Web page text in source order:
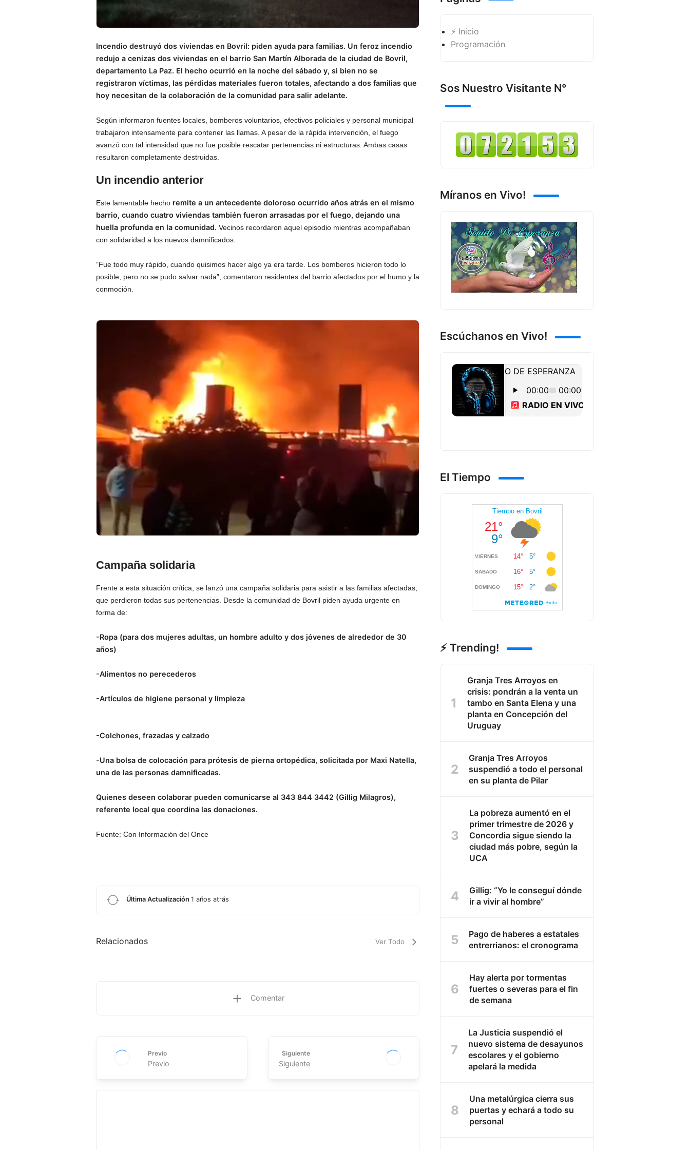
Incendio destruyó dos viviendas en Bovril: piden ayuda para familias. Un feroz incendio
redujo a cenizas dos viviendas en el barrio San Martín Alborada de la ciudad de Bovril,
departamento La Paz. El hecho ocurrió en la noche del sábado y, si bien no se
registraron víctimas, las pérdidas materiales fueron totales, afectando a dos familias que
hoy necesitan de la colaboración de la comunidad para salir adelante.
Según informaron fuentes locales, bomberos voluntarios, efectivos policiales y personal municipal
trabajaron intensamente para contener las llamas. A pesar de la rápida intervención, el fuego
avanzó con tal intensidad que no fue posible rescatar pertenencias ni estructuras. Ambas casas
resultaron completamente destruidas.
Un incendio anterior
Este lamentable hecho remite a un antecedente doloroso ocurrido años atrás en el mismo
barrio, cuando cuatro viviendas también fueron arrasadas por el fuego, dejando una
huella profunda en la comunidad. Vecinos recordaron aquel episodio mientras acompañaban
con solidaridad a los nuevos damnificados.
“Fue todo muy rápido, cuando quisimos hacer algo ya era tarde. Los bomberos hicieron todo lo
posible, pero no se pudo salvar nada”, comentaron residentes del barrio afectados por el humo y la
conmoción.
Campaña solidaria
Frente a esta situación crítica, se lanzó una campaña solidaria para asistir a las familias afectadas,
que perdieron todas sus pertenencias. Desde la comunidad de Bovril piden ayuda urgente en
forma de:
-Ropa (para dos mujeres adultas, un hombre adulto y dos jóvenes de alrededor de 30
años)
-Alimentos no perecederos
-Artículos de higiene personal y limpieza
-Colchones, frazadas y calzado
-Una bolsa de colocación para prótesis de pierna ortopédica, solicitada por Maxi Natella,
una de las personas damnificadas.
Quienes deseen colaborar pueden comunicarse al 343 844 3442 (Gillig Milagros),
referente local que coordina las donaciones.
Fuente: Con Información del Once
Última Actualización 1 años atrás
Relacionados Ver Todo
Comentar
Previo
Previo
Siguiente
Siguiente
⚡ Inicio
Programación
Sos Nuestro Visitante N°
Míranos en Vivo!
Escúchanos en Vivo!
El Tiempo
⚡ Trending!
Granja Tres Arroyos en
crisis: pondrán a la venta un
tambo en Santa Elena y una
planta en Concepción del
Uruguay
Granja Tres Arroyos
suspendió a todo el personal
en su planta de Pilar
La pobreza aumentó en el
primer trimestre de 2026 y
Concordia sigue siendo la
ciudad más pobre, según la
UCA
Gillig: “Yo le conseguí dónde
ir a vivir al hombre”
Pago de haberes a estatales
entrerrianos: el cronograma
Hay alerta por tormentas
fuertes o severas para el fin
de semana
La Justicia suspendió el
nuevo sistema de desayunos
escolares y el gobierno
apelará la medida
Una metalúrgica cierra sus
puertas y echará a todo su
personal